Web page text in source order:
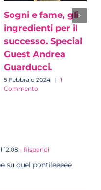
Sogni e fame, gli
ingredienti per il
successo. Special
Guest Andrea
Guarducci.
5 Febbraio 2024 | 1
Commento
12:08 - Rispondi
su quel pontileeeee